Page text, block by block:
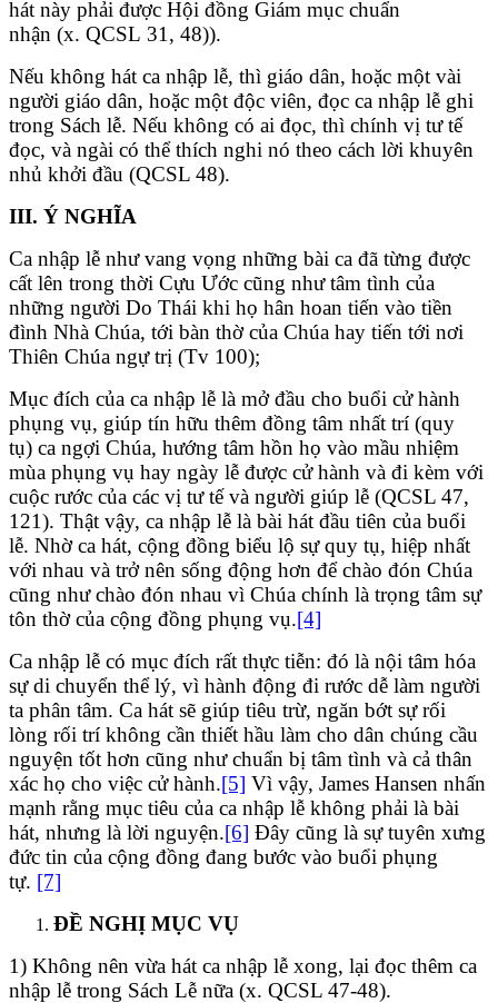
hát này phải được Hội đồng Giám mục chuẩn
nhận (x. QCSL 31, 48)).
Nếu không hát ca nhập lễ, thì giáo dân, hoặc một vài
người giáo dân, hoặc một độc viên, đọc ca nhập lễ ghi
trong Sách lễ. Nếu không có ai đọc, thì chính vị tư tế
đọc, và ngài có thể thích nghi nó theo cách lời khuyên
nhủ khởi đầu (QCSL 48).
III. Ý NGHĨA
Ca nhập lễ như vang vọng những bài ca đã từng được
cất lên trong thời Cựu Ước cũng như tâm tình của
những người Do Thái khi họ hân hoan tiến vào tiền
đình Nhà Chúa, tới bàn thờ của Chúa hay tiến tới nơi
Thiên Chúa ngự trị (Tv 100);
Mục đích của ca nhập lễ là mở đầu cho buổi cử hành
phụng vụ, giúp tín hữu thêm đồng tâm nhất trí (quy
tụ) ca ngợi Chúa, hướng tâm hồn họ vào mầu nhiệm
mùa phụng vụ hay ngày lễ được cử hành và đi kèm với
cuộc rước của các vị tư tế và người giúp lễ (QCSL 47,
121). Thật vậy, ca nhập lễ là bài hát đầu tiên của buổi
lễ. Nhờ ca hát, cộng đồng biểu lộ sự quy tụ, hiệp nhất
với nhau và trở nên sống động hơn để chào đón Chúa
cũng như chào đón nhau vì Chúa chính là trọng tâm sự
tôn thờ của cộng đồng phụng vụ.[4]
Ca nhập lễ có mục đích rất thực tiễn: đó là nội tâm hóa
sự di chuyển thể lý, vì hành động đi rước dễ làm người
ta phân tâm. Ca hát sẽ giúp tiêu trừ, ngăn bớt sự rối
lòng rối trí không cần thiết hầu làm cho dân chúng cầu
nguyện tốt hơn cũng như chuẩn bị tâm tình và cả thân
xác họ cho việc cử hành.[5] Vì vậy, James Hansen nhấn
mạnh rằng mục tiêu của ca nhập lễ không phải là bài
hát, nhưng là lời nguyện.[6] Đây cũng là sự tuyên xưng
đức tin của cộng đồng đang bước vào buổi phụng
tự. [7]
ĐỀ NGHỊ MỤC VỤ
1) Không nên vừa hát ca nhập lễ xong, lại đọc thêm ca
nhập lễ trong Sách Lễ nữa (x. QCSL 47-48).